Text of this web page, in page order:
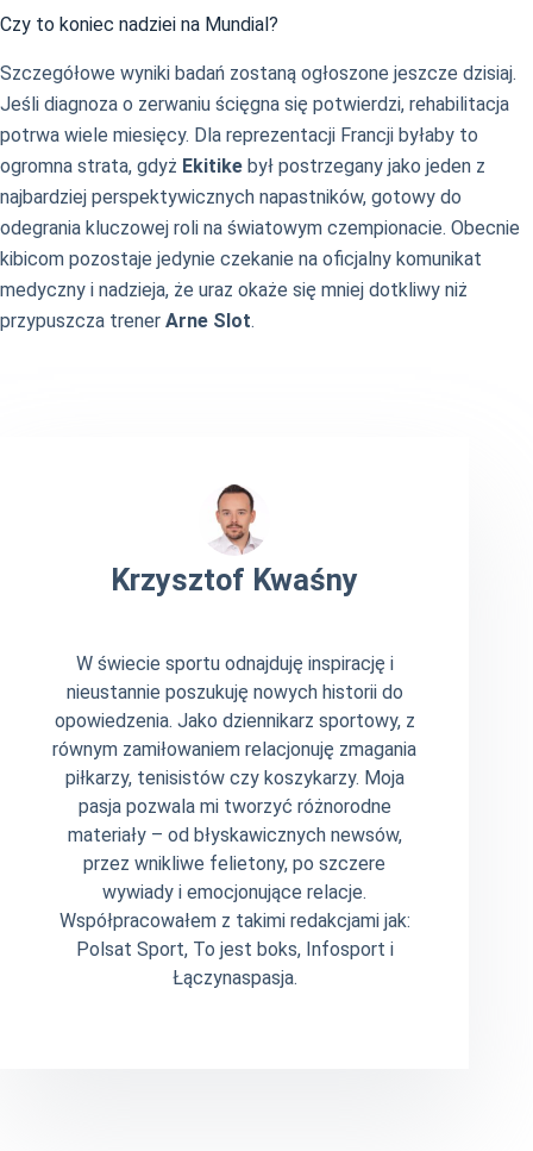
Czy to koniec nadziei na Mundial?
Szczegółowe wyniki badań zostaną ogłoszone jeszcze dzisiaj.
Jeśli diagnoza o zerwaniu ścięgna się potwierdzi, rehabilitacja
potrwa wiele miesięcy. Dla reprezentacji Francji byłaby to
ogromna strata, gdyż Ekitike był postrzegany jako jeden z
najbardziej perspektywicznych napastników, gotowy do
odegrania kluczowej roli na światowym czempionacie. Obecnie
kibicom pozostaje jedynie czekanie na oficjalny komunikat
medyczny i nadzieja, że uraz okaże się mniej dotkliwy niż
przypuszcza trener Arne Slot.
Krzysztof Kwaśny
W świecie sportu odnajduję inspirację i
nieustannie poszukuję nowych historii do
opowiedzenia. Jako dziennikarz sportowy, z
równym zamiłowaniem relacjonuję zmagania
piłkarzy, tenisistów czy koszykarzy. Moja
pasja pozwala mi tworzyć różnorodne
materiały – od błyskawicznych newsów,
przez wnikliwe felietony, po szczere
wywiady i emocjonujące relacje.
Współpracowałem z takimi redakcjami jak:
Polsat Sport, To jest boks, Infosport i
Łączynaspasja.